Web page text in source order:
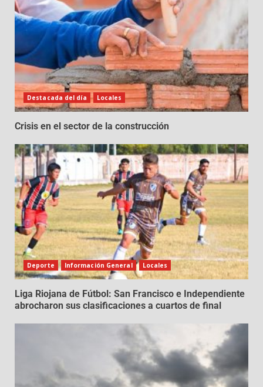
Destacada del día Locales
Crisis en el sector de la construcción
Deporte Información General Locales
Liga Riojana de Fútbol: San Francisco e Independiente
abrocharon sus clasificaciones a cuartos de final